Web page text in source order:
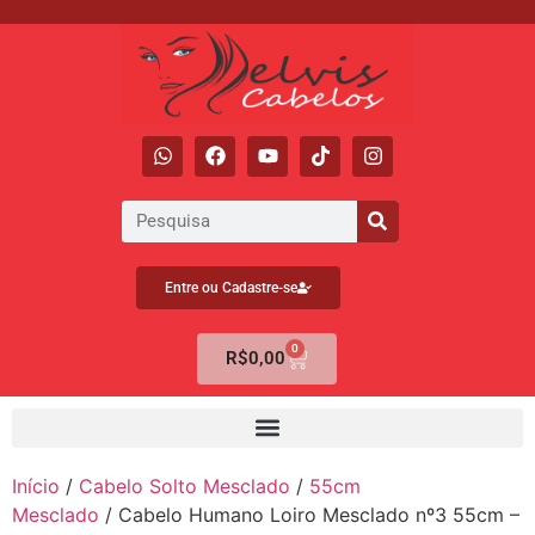
Entre ou Cadastre-se
R$0,00 0
Início / Cabelo Solto Mesclado / 55cm
Mesclado / Cabelo Humano Loiro Mesclado nº3 55cm –